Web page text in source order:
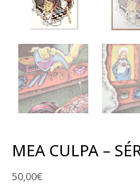
MEA CULPA –
50,00€